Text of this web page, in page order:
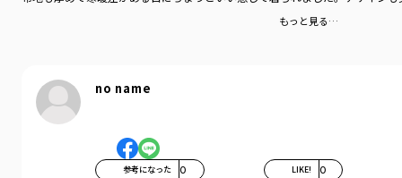
もっと見る…
no name
参考になった 0 LIKE! 0